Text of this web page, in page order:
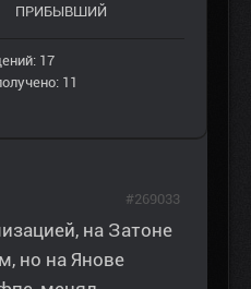
ПРИБЫВШИЙ
17
11
на Затоне
но на Янове
#269033